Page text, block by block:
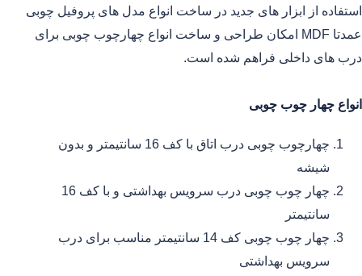
استفاده از ابزار های جدید در ساخت انواع مدل های پروفیل چوبی
عمدتا MDF امکان طراحی و ساخت انواع چهارچوب چوبی برای
درب های داخلی فراهم شده است.
انواع چهار چوب چوبی
چهارچوب چوبی درب اتاق با کف 16 سانتیمتر و بدون
شیشه
چهار چوب چوبی درب سرویس بهداشتی و با کف 16
سانتیمتر
چهار چوب چوبی کف 14 سانتیمتر مناسب برای درب
سرویس بهداشتی